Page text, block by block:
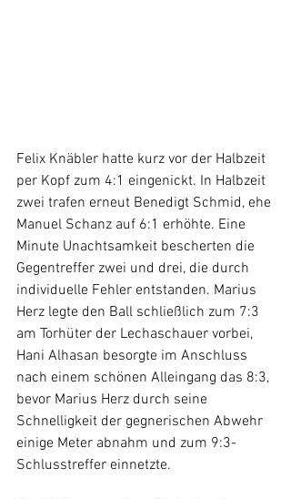
Felix Knäbler hatte kurz vor der Halbzeit
per Kopf zum 4:1 eingenickt. In Halbzeit
zwei trafen erneut Benedigt Schmid, ehe
Manuel Schanz auf 6:1 erhöhte. Eine
Minute Unachtsamkeit bescherten die
Gegentreffer zwei und drei, die durch
individuelle Fehler entstanden. Marius
Herz legte den Ball schließlich zum 7:3
am Torhüter der Lechaschauer vorbei,
Hani Alhasan besorgte im Anschluss
nach einem schönen Alleingang das 8:3,
bevor Marius Herz durch seine
Schnelligkeit der gegnerischen Abwehr
einige Meter abnahm und zum 9:3-
Schlusstreffer einnetzte.